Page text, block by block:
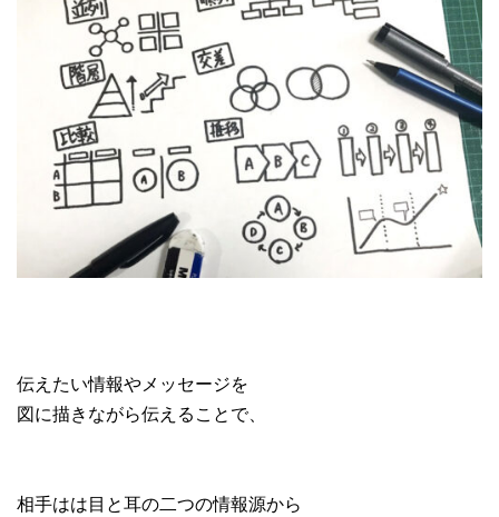
伝えたい情報やメッセージを
図に描きながら伝えることで、
相手はは目と耳の二つの情報源から